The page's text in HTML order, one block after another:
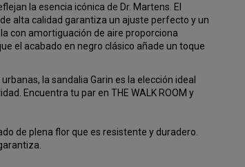
la esencia icónica de Dr. Martens. El
alta calidad garantiza un ajuste perfecto y un
con amortiguación de aire proporciona
el acabado en negro clásico añade un toque
la sandalia Garin es la elección ideal
Encuentra tu par en THE WALK ROOM y
de plena flor que es resistente y duradero.